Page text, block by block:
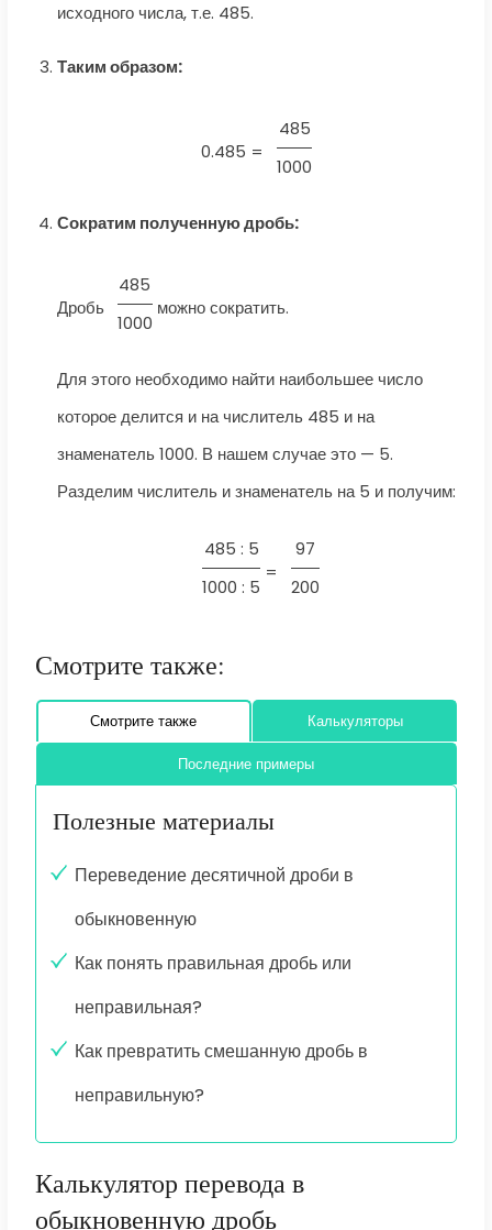
исходного числа, т.е. 485.
Таким образом:
0.485 =
485
1000
Сократим полученную дробь:
Дробь
485
1000
можно сократить.
Для этого необходимо найти наибольшее число
которое делится и на числитель 485 и на
знаменатель 1000. В нашем случае это — 5.
Разделим числитель и знаменатель на 5 и получим:
485 : 5
1000 : 5
=
97
200
Смотрите также:
Смотрите также Калькуляторы
Последние примеры
Полезные материалы
Переведение десятичной дроби в
обыкновенную
Как понять правильная дробь или
неправильная?
Как превратить смешанную дробь в
неправильную?
Калькулятор перевода в
обыкновенную дробь